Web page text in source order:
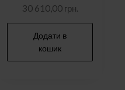
30 610,00 грн.
Додати в
кошик